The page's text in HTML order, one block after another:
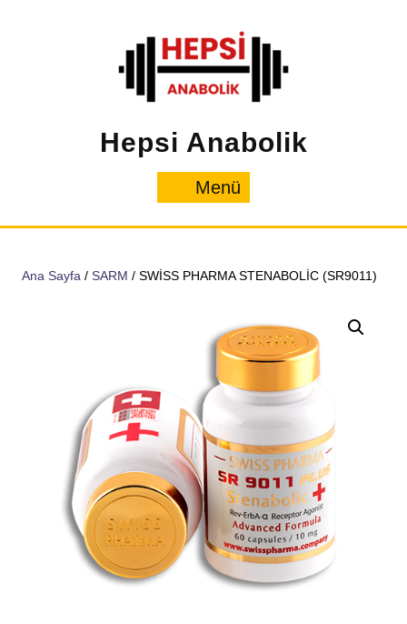
Hepsi Anabolik
Menü
Ana Sayfa / SARM / SWİSS PHARMA STENABOLİC (SR9011)